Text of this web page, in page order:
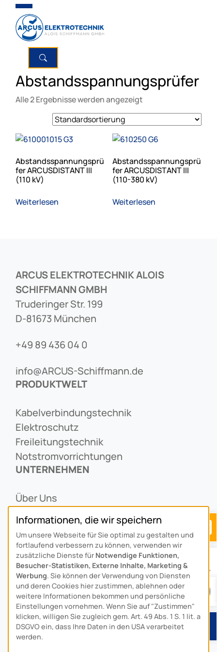
Abstandsspannungsprüfer
Alle 2 Ergebnisse werden angezeigt
Abstandsspannungsprü
fer ARCUSDISTANT III
(110 kV)
Weiterlesen
Abstandsspannungsprü
fer ARCUSDISTANT III
(110-380 kV)
Weiterlesen
ARCUS ELEKTROTECHNIK ALOIS
SCHIFFMANN GMBH
Truderinger Str. 199
D-81673 München
+49 89 436 04 0
info@ARCUS-Schiffmann.de
PRODUKTWELT
Kabelverbindungstechnik
Elektroschutz
Freileitungstechnik
Notstromvorrichtungen
UNTERNEHMEN
Über Uns
Alois Schiffmann Stiftung
Allgemeine Lieferbedingungen
Arcus Niederlande: Bedrijfsgegevens
KONTAKT
Anfahrt
Kontaktformular
Kundenservice
Download-Center
Informationen, die wir speichern
Um unsere Webseite für Sie optimal zu gestalten und
fortlaufend verbessern zu können, verwenden wir
zusätzliche Dienste für Notwendige Funktionen,
Besucher-Statistiken, Externe Inhalte, Marketing &
Werbung. Sie können der Verwendung von Diensten
und deren Cookies hier zustimmen, ablehnen oder
weitere Informationen bekommen und persönliche
Einstellungen vornehmen. Wenn Sie auf "Zustimmen"
klicken, willigen Sie zugleich gem. Art. 49 Abs. 1 S. 1 lit. a
DSGVO ein, dass Ihre Daten in den USA verarbeitet
werden.